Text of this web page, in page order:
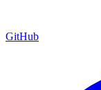
GitHub